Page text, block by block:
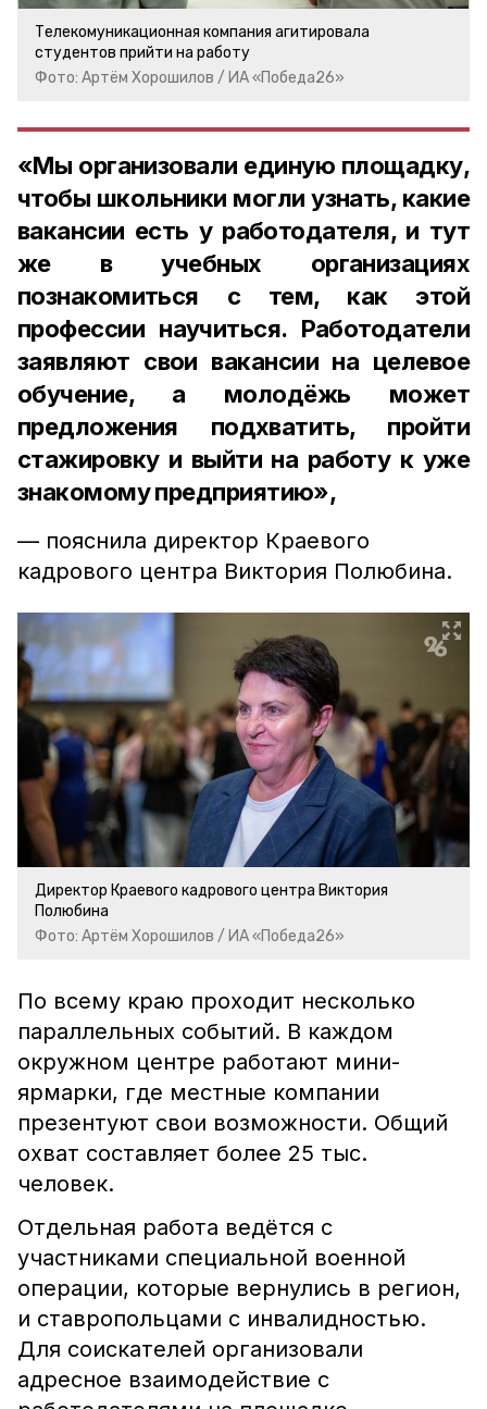
Телекомуникационная компания агитировала
студентов прийти на работу
Фото: Артём Хорошилов / ИА «Победа26»
«Мы организовали единую площадку,
чтобы школьники могли узнать, какие
вакансии есть у работодателя, и тут
же в учебных организациях
познакомиться с тем, как этой
профессии научиться. Работодатели
заявляют свои вакансии на целевое
обучение, а молодёжь может
предложения подхватить, пройти
стажировку и выйти на работу к уже
знакомому предприятию»,
— пояснила директор Краевого
кадрового центра Виктория Полюбина.
Директор Краевого кадрового центра Виктория
Полюбина
Фото: Артём Хорошилов / ИА «Победа26»
По всему краю проходит несколько
параллельных событий. В каждом
окружном центре работают мини-
ярмарки, где местные компании
презентуют свои возможности. Общий
охват составляет более 25 тыс.
человек.
Отдельная работа ведётся с
участниками специальной военной
операции, которые вернулись в регион,
и ставропольцами с инвалидностью.
Для соискателей организовали
адресное взаимодействие с